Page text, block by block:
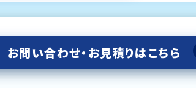
お問い合わせ・お見積りはこちら